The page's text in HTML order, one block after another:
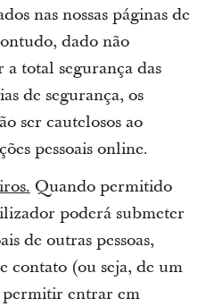
nas nossas páginas de
dado não
total segurança das
de segurança, os
ser cautelosos ao
pessoais online.
Quando permitido
poderá submeter
de outras pessoas,
contato (ou seja, de um
entrar em